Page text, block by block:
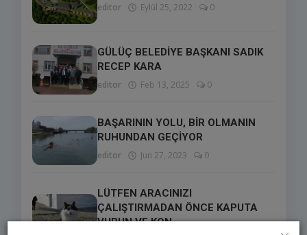
editor Eylül 25, 2022 0
GÜLÜÇ BELEDİYE BAŞKANI SADIK
RECEP KARA
editor Feb 13, 2025 0
BAŞARININ YOLU, BİR OLMANIN
RUHUNDAN GEÇİYOR
editor Jun 27, 2023 0
LÜTFEN ARACINIZI
ÇALIŞTIRMADAN ÖNCE KAPUTA
VURUN VE KON...